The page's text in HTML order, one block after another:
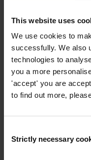
This website uses
We use cookies to
successfully. We also
technologies to
you a more
'accept' you are
to find out more,
Selection
Strictly necessary
Last name*
Email address*